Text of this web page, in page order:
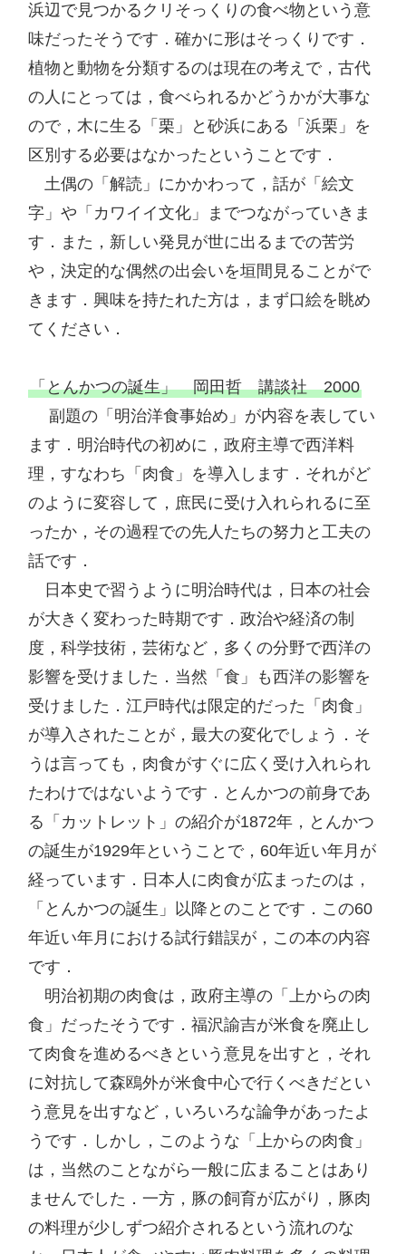
浜辺で見つかるクリそっくりの食べ物という意
味だったそうです．確かに形はそっくりです．
植物と動物を分類するのは現在の考えで，古代
の人にとっては，食べられるかどうかが大事な
ので，木に生る「栗」と砂浜にある「浜栗」を
区別する必要はなかったということです．
土偶の「解読」にかかわって，話が「絵文
字」や「カワイイ文化」までつながっていきま
す．また，新しい発見が世に出るまでの苦労
や，決定的な偶然の出会いを垣間見ることがで
きます．興味を持たれた方は，まず口絵を眺め
てください．
「とんかつの誕生」　岡田哲　講談社　2000
ます．明治時代の初めに，政府主導で西洋料
理，すなわち「肉食」を導入します．それがど
のように変容して，庶民に受け入れられるに至
ったか，その過程での先人たちの努力と工夫の
話です．
日本史で習うように明治時代は，日本の社会
が大きく変わった時期です．政治や経済の制
度，科学技術，芸術など，多くの分野で西洋の
影響を受けました．当然「食」も西洋の影響を
受けました．江戸時代は限定的だった「肉食」
が導入されたことが，最大の変化でしょう．そ
うは言っても，肉食がすぐに広く受け入れられ
たわけではないようです．とんかつの前身であ
る「カットレット」の紹介が1872年，とんかつ
の誕生が1929年ということで，60年近い年月が
経っています．日本人に肉食が広まったのは，
「とんかつの誕生」以降とのことです．この60
年近い年月における試行錯誤が，この本の内容
です．
明治初期の肉食は，政府主導の「上からの肉
食」だったそうです．福沢諭吉が米食を廃止し
て肉食を進めるべきという意見を出すと，それ
に対抗して森鴎外が米食中心で行くべきだとい
う意見を出すなど，いろいろな論争があったよ
うです．しかし，このような「上からの肉食」
は，当然のことながら一般に広まることはあり
ませんでした．一方，豚の飼育が広がり，豚肉
の料理が少しずつ紹介されるという流れのな